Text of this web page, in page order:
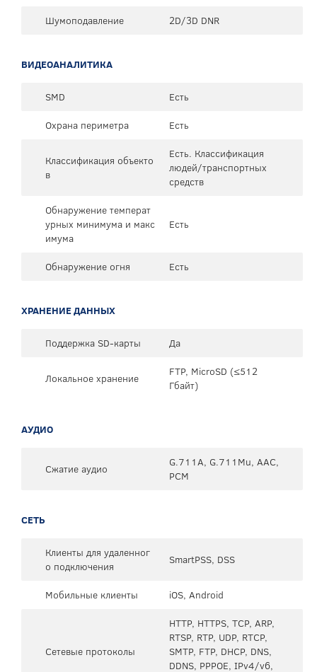
Шумоподавление 2D/3D DNR
ВИДЕОАНАЛИТИКА
SMD
Есть
Охрана периметра
Есть
Классификация объекто
в
Есть. Классификация
людей/транспортных
средств
Обнаружение температ
урных минимума и макс
имума
Есть
Обнаружение огня Есть
ХРАНЕНИЕ ДАННЫХ
Поддержка SD-карты Да
Локальное хранение
FTP, MicroSD (≤512
Гбайт)
АУДИО
Сжатие аудио
G.711A, G.711Mu, AAC,
PCM
СЕТЬ
Клиенты для удаленног
о подключения
SmartPSS, DSS
Мобильные клиенты iOS, Android
Сетевые протоколы
HTTP, HTTPS, TCP, ARP,
RTSP, RTP, UDP, RTCP,
SMTP, FTP, DHCP, DNS,
DDNS, PPPOE, IPv4/v6,